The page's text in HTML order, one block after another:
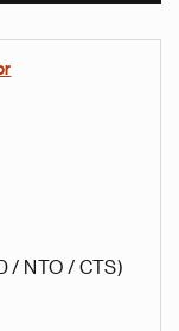
/ NTO / CTS)